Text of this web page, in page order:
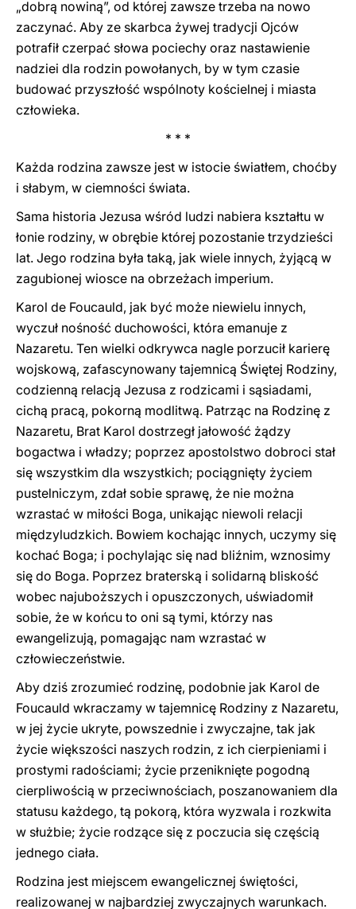
„dobrą nowiną”, od której zawsze trzeba na nowo
zaczynać. Aby ze skarbca żywej tradycji Ojców
potrafił czerpać słowa pociechy oraz nastawienie
nadziei dla rodzin powołanych, by w tym czasie
budować przyszłość wspólnoty kościelnej i miasta
człowieka.
* * *
Każda rodzina zawsze jest w istocie światłem, choćby
i słabym, w ciemności świata.
Sama historia Jezusa wśród ludzi nabiera kształtu w
łonie rodziny, w obrębie której pozostanie trzydzieści
lat. Jego rodzina była taką, jak wiele innych, żyjącą w
zagubionej wiosce na obrzeżach imperium.
Karol de Foucauld, jak być może niewielu innych,
wyczuł nośność duchowości, która emanuje z
Nazaretu. Ten wielki odkrywca nagle porzucił karierę
wojskową, zafascynowany tajemnicą Świętej Rodziny,
codzienną relacją Jezusa z rodzicami i sąsiadami,
cichą pracą, pokorną modlitwą. Patrząc na Rodzinę z
Nazaretu, Brat Karol dostrzegł jałowość żądzy
bogactwa i władzy; poprzez apostolstwo dobroci stał
się wszystkim dla wszystkich; pociągnięty życiem
pustelniczym, zdał sobie sprawę, że nie można
wzrastać w miłości Boga, unikając niewoli relacji
międzyludzkich. Bowiem kochając innych, uczymy się
kochać Boga; i pochylając się nad bliźnim, wznosimy
się do Boga. Poprzez braterską i solidarną bliskość
wobec najuboższych i opuszczonych, uświadomił
sobie, że w końcu to oni są tymi, którzy nas
ewangelizują, pomagając nam wzrastać w
człowieczeństwie.
Aby dziś zrozumieć rodzinę, podobnie jak Karol de
Foucauld wkraczamy w tajemnicę Rodziny z Nazaretu,
w jej życie ukryte, powszednie i zwyczajne, tak jak
życie większości naszych rodzin, z ich cierpieniami i
prostymi radościami; życie przeniknięte pogodną
cierpliwością w przeciwnościach, poszanowaniem dla
statusu każdego, tą pokorą, która wyzwala i rozkwita
w służbie; życie rodzące się z poczucia się częścią
jednego ciała.
Rodzina jest miejscem ewangelicznej świętości,
realizowanej w najbardziej zwyczajnych warunkach.